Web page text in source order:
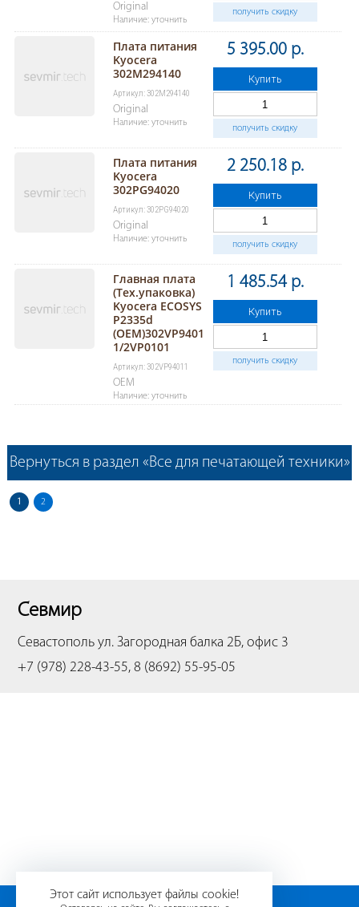
Original
Наличие: уточнить
получить скидку
Плата питания
Kyocera
302M294140
Артикул: 302M294140
Original
Наличие: уточнить
5 395.00 р.
Купить
получить скидку
Плата питания
Kyocera
302PG94020
Артикул: 302PG94020
Original
Наличие: уточнить
2 250.18 р.
Купить
получить скидку
Главная плата
(Тех.упаковка)
Kyocera ECOSYS
P2335d
(OEM)302VP9401
1/2VP0101
Артикул: 302VP94011
OEM
Наличие: уточнить
1 485.54 р.
Купить
получить скидку
Вернуться в раздел «Все для печатающей техники»
1 2
Севмир
Севастополь ул. Загородная балка 2Б, офис 3
+7 (978) 228-43-55, 8 (8692) 55-95-05
Этот сайт использует файлы cookie!